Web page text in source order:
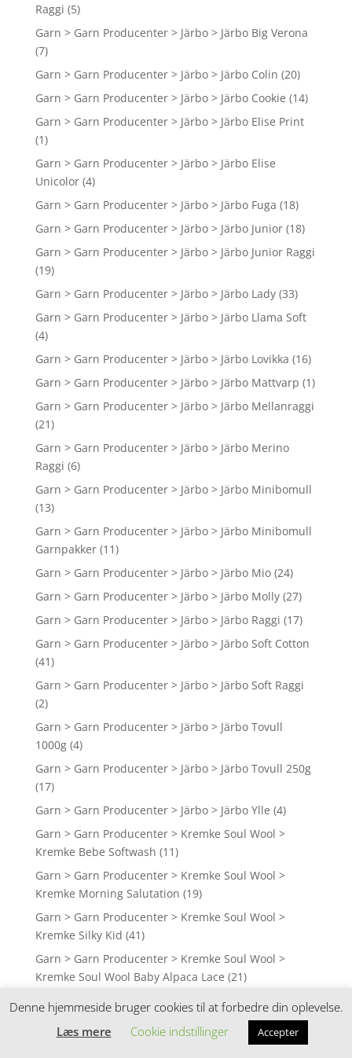
Raggi (5)
Garn > Garn Producenter > Järbo > Järbo Big Verona
(7)
Garn > Garn Producenter > Järbo > Järbo Colin (20)
Garn > Garn Producenter > Järbo > Järbo Cookie (14)
Garn > Garn Producenter > Järbo > Järbo Elise Print
(1)
Garn > Garn Producenter > Järbo > Järbo Elise
Unicolor (4)
Garn > Garn Producenter > Järbo > Järbo Fuga (18)
Garn > Garn Producenter > Järbo > Järbo Junior (18)
Garn > Garn Producenter > Järbo > Järbo Junior Raggi
(19)
Garn > Garn Producenter > Järbo > Järbo Lady (33)
Garn > Garn Producenter > Järbo > Järbo Llama Soft
(4)
Garn > Garn Producenter > Järbo > Järbo Lovikka (16)
Garn > Garn Producenter > Järbo > Järbo Mattvarp (1)
Garn > Garn Producenter > Järbo > Järbo Mellanraggi
(21)
Garn > Garn Producenter > Järbo > Järbo Merino
Raggi (6)
Garn > Garn Producenter > Järbo > Järbo Minibomull
(13)
Garn > Garn Producenter > Järbo > Järbo Minibomull
Garnpakker (11)
Garn > Garn Producenter > Järbo > Järbo Mio (24)
Garn > Garn Producenter > Järbo > Järbo Molly (27)
Garn > Garn Producenter > Järbo > Järbo Raggi (17)
Garn > Garn Producenter > Järbo > Järbo Soft Cotton
(41)
Garn > Garn Producenter > Järbo > Järbo Soft Raggi
(2)
Garn > Garn Producenter > Järbo > Järbo Tovull
1000g (4)
Garn > Garn Producenter > Järbo > Järbo Tovull 250g
(17)
Garn > Garn Producenter > Järbo > Järbo Ylle (4)
Garn > Garn Producenter > Kremke Soul Wool >
Kremke Bebe Softwash (11)
Garn > Garn Producenter > Kremke Soul Wool >
Kremke Morning Salutation (19)
Garn > Garn Producenter > Kremke Soul Wool >
Kremke Silky Kid (41)
Garn > Garn Producenter > Kremke Soul Wool >
Kremke Soul Wool Baby Alpaca Lace (21)
Garn > Garn Producenter > Kremke Soul Wool >
Kremke Soul Wool Baby Silk Fluffy
Garn > Garn Producenter > Kremke Soul Wool >
Denne hjemmeside bruger cookies til at forbedre din oplevelse.
Læs mere
Cookie indstillinger Accepter